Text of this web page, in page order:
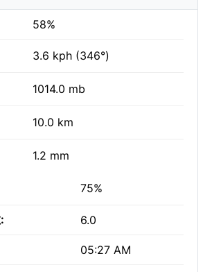
58%
3.6 kph (346°)
1014.0 mb
10.0 km
1.2 mm
75%
6.0
05:27 AM